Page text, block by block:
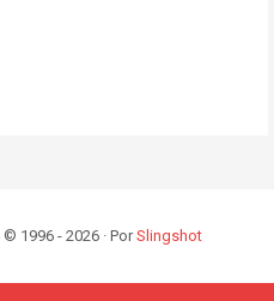
1996 - 2026 · PorSlingshot